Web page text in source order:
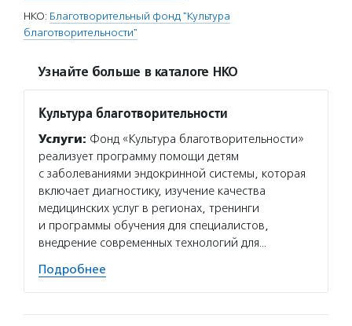
НКО: Благотворительный фонд "Культура
благотворительности"
Узнайте больше в каталоге НКО
Культура благотворительности
Услуги: Фонд «Культура благотворительности»
реализует программу помощи детям
с заболеваниями эндокринной системы, которая
включает диагностику, изучение качества
медицинских услуг в регионах, тренинги
и программы обучения для специалистов,
внедрение современных технологий для…
Подробнее